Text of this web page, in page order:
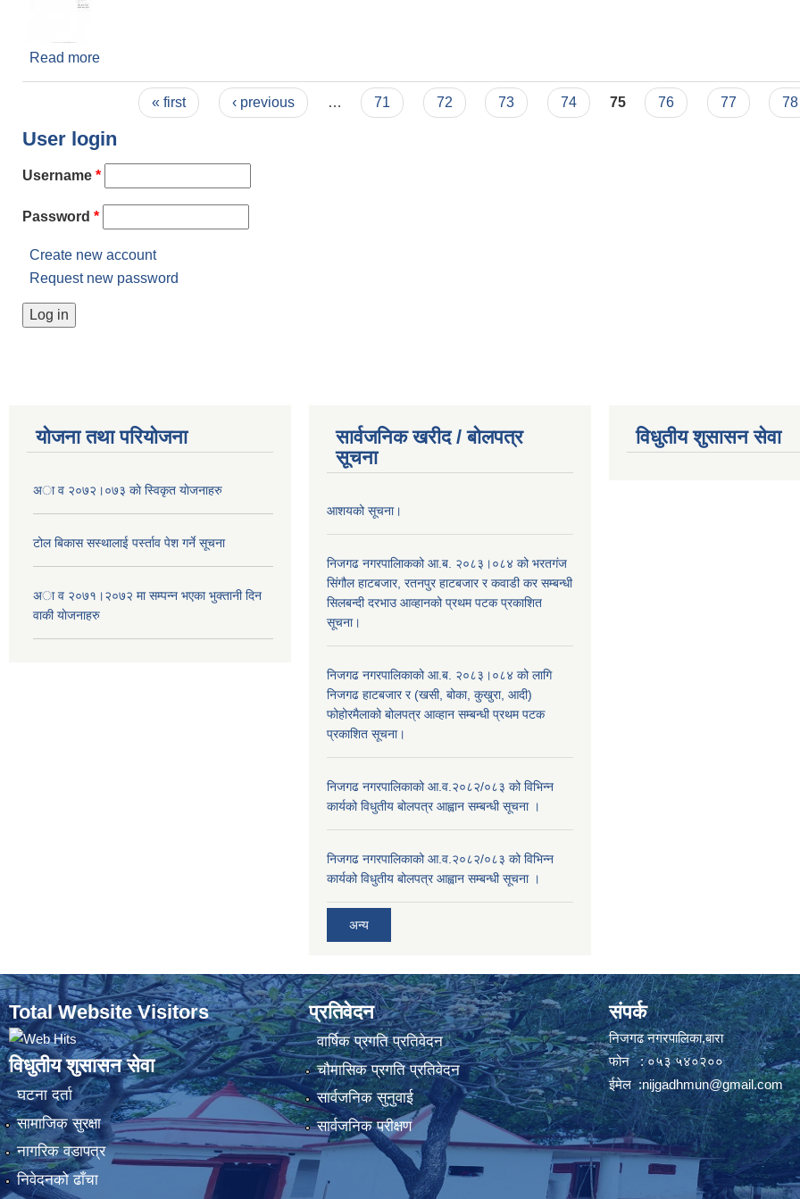
Read more
« first ‹ previous … 71 72 73 74 75 76 77 78
User login
Username *
Password *
Create new account
Request new password
योजना तथा परियोजना
अा व २०७२।०७३ काे स्विकृत याेजनाहरु
टोल बिकास स‌स्थालाई प‌र्स्ताव पेश गर्ने सूचना
अा‍ व २०७१।२०७२ मा सम्पन्न भएका भुक्तानी दिन
वा‌की याेजनाहरु
सार्वजनिक खरीद / बोलपत्र
सूचना
आशयको सूचना।
निजगढ नगरपालिाकको आ.ब. २०८३।०८४ को भरतगंज
सिंगौल हाटबजार, रतनपुर हाटबजार र कवाडी कर सम्बन्धी
सिलबन्दी दरभाउ आव्हानको प्रथम पटक प्रकाशित
सूचना।
निजगढ नगरपालिकाको आ.ब. २०८३।०८४ को लागि
निजगढ हाटबजार र (खसी, बोका, कुखुरा, आदी)
फोहोरमैलाको बोलपत्र आव्हान सम्बन्धी प्रथम पटक
प्रकाशित सूचना।
निजगढ नगरपालिकाको आ.व.२०८२/०८३ को विभिन्न
कार्यको विधुतीय बोलपत्र आह्वान सम्बन्धी सूचना ।
निजगढ नगरपालिकाको आ.व.२०८२/०८३ को विभिन्न
कार्यको विधुतीय बोलपत्र आह्वान सम्बन्धी सूचना ।
अन्य
विधुतीय शुसासन सेवा
Total Website Visitors
विधुतीय शुसासन सेवा
घटना दर्ता
सामाजिक सुरक्षा
नागरिक वडापत्र
निवेदनको ढाँचा
प्रतिवेदन
वार्षिक प्रगति प्रतिवेदन
चौमासिक प्रगति प्रतिवेदन
सार्वजनिक सुनुवाई
सार्वजनिक परीक्षण
संपर्क
निजगढ नगरपालिका,बारा
फोन : ०५३ ५४०२००
ईमेल :nijgadhmun@gmail.com